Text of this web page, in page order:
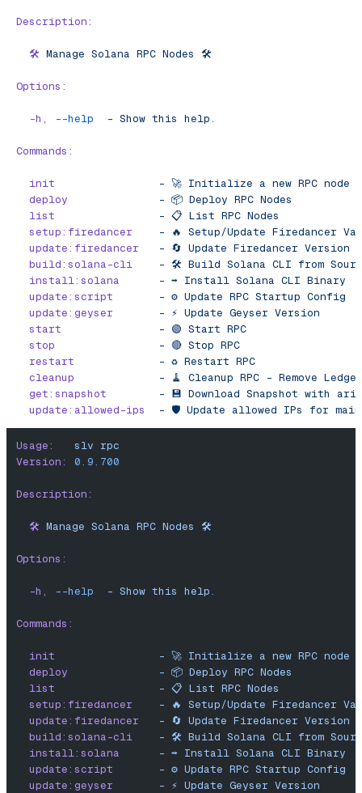
Description:
  🛠️
Manage Solana RPC Nodes 🛠️
Options:
  -h,
--help
  -
Show this help.
Commands:
  init
                -
🚀 Initialize a new RPC node
  deploy
              -
📦 Deploy RPC Nodes
  list
                -
📋 List RPC Nodes
  setup:firedancer
    -
🔥 Setup/Update Firedancer
  update:firedancer
   -
🔄 Update Firedancer Version
  build:solana-cli
    -
🛠️ Build Solana CLI from
  install:solana
      -
➡️ Install Solana CLI Binary
  update:script
       -
⚙️ Update RPC Startup Config
  update:geyser
       -
⚡️ Update Geyser Version
  start
               -
🟢 Start RPC
  stop
                -
🔴 Stop RPC
  restart
             -
♻️ Restart RPC
  cleanup
             -
🧹 Cleanup RPC - Remove
  get:snapshot
        -
💾 Download Snapshot with
  update:allowed-ips
  -
🛡️ Update allowed IPs for
Usage:
   slv
rpc
Version:
0.9.700
Description:
  🛠️
Manage Solana RPC Nodes 🛠️
Options:
  -h,
--help
  -
Show this help.
Commands:
  init
                -
🚀 Initialize a new RPC node
  deploy
              -
📦 Deploy RPC Nodes
  list
                -
📋 List RPC Nodes
  setup:firedancer
    -
🔥 Setup/Update Firedancer
  update:firedancer
   -
🔄 Update Firedancer Version
  build:solana-cli
    -
🛠️ Build Solana CLI from
  install:solana
      -
➡️ Install Solana CLI Binary
  update:script
       -
⚙️ Update RPC Startup Config
  update:geyser
       -
⚡️ Update Geyser Version